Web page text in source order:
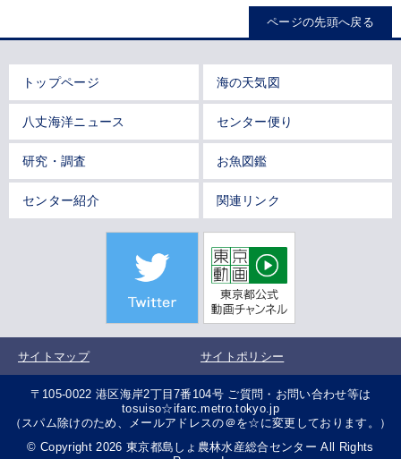
ページの先頭へ戻る
トップページ 海の天気図
八丈海洋ニュース センター便り
研究・調査 お魚図鑑
センター紹介 関連リンク
サイトマップ サイトポリシー
〒105-0022 港区海岸2丁目7番104号 ご質問・お問い合わせ等は
tosuiso☆ifarc.metro.tokyo.jp
（スパム除けのため、メールアドレスの＠を☆に変更しております。）
© Copyright 2026 東京都島しょ農林水産総合センター All Rights